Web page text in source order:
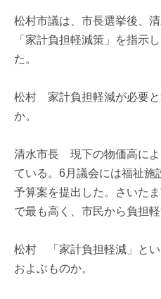
松村市議は、市長選挙後、
「家計負担軽減策」を指示
た。
松村 家計負担軽減が必要と
か。
清水市長 現下の物価高によ
ている。6月議会には福祉施
予算案を提出した。さいた
で最も高く、市民から負担
松村 「家計負担軽減」とい
およぶものか。